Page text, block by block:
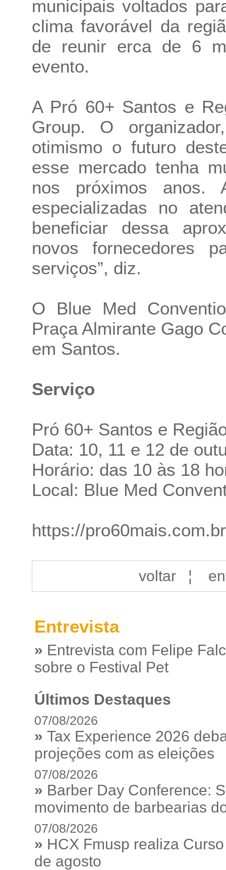
municipais voltados
clima favorável da
de reunir erca de 6
evento.
A Pró 60+ Santos e
Group. O
otimismo o futuro
esse mercado tenha
nos próximos anos.
especializadas no
beneficiar dessa
novos fornecedores
serviços”, diz.
O Blue Med
Praça Almirante Gago
em Santos.
Serviço
Pró 60+ Santos e
Data: 10, 11 e 12 de
Horário: das 10 às 18
Local: Blue Med
https://pro60mais.com.br
voltar¦
Entrevista
» Entrevista com Felipe
sobre o Festival Pet
Últimos Destaques
07/08/2026
» Tax Experience 2026
projeções com as eleições
07/08/2026
» Barber Day Conference:
movimento de barbearias
07/08/2026
» HCX Fmusp realiza
de agosto